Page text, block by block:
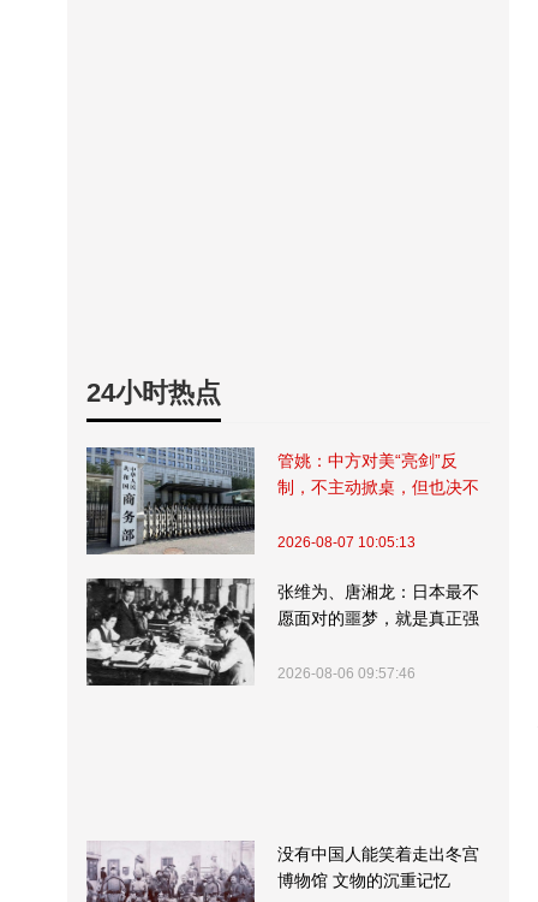
24小时热点
管姚：中方对美“亮剑”反
制，不主动掀桌，但也决不
2026-08-07 10:05:13
张维为、唐湘龙：日本最不
愿面对的噩梦，就是真正强
2026-08-06 09:57:46
没有中国人能笑着走出冬宫
博物馆 文物的沉重记忆